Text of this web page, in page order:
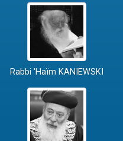
Rabbi 'Haïm KANIEWSKI